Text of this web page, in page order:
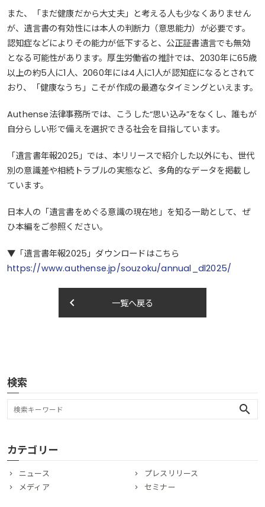
また、「まだ健康だから大丈夫」と考える人も少なくありません
が、遺言書の有効性には本人の判断力（意思能力）が必要です。
認知症などによりその能力が低下すると、公正証書遺言でも無効
となる可能性があります。厚生労働省の推計では、2030年に65歳
以上の約5人に1人、2060年には4人に1人が認知症になるとされて
おり、「健康なうち」こそが作成の最適なタイミングといえます。
Authense法律事務所では、こうした“思い込み”をなくし、誰もが
自分らしい形で備えを選択できる社会を目指しています。
「遺言書年報2025」では、本リリースで紹介した以外にも、世代
別の意識差や相続トラブルの実態など、多角的なデータを掲載し
ています。
日本人の「遺言書をめぐる意識の現在地」を知る一助として、ぜ
ひ本編をご参照ください。
▼「遺言書年報2025」ダウンロードはこちら
https://www.authense.jp/souzoku/annual_dl2025/
一覧へ戻る
keyboard_arrow_left
検索
search
カテゴリー
ニュース
プレスリリース
メディア
セミナー